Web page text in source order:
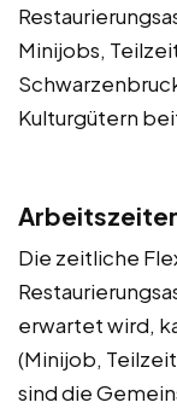
Minijobs,
Kulturgütern
Die zeitliche
erwartet wird,
(Minijob,
sind die